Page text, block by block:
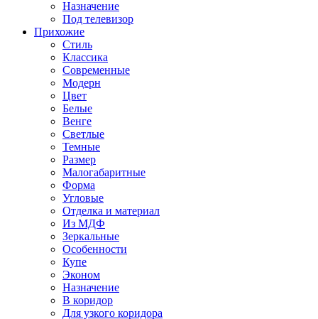
Назначение
Под телевизор
Прихожие
Стиль
Классика
Современные
Модерн
Цвет
Белые
Венге
Светлые
Темные
Размер
Малогабаритные
Форма
Угловые
Отделка и материал
Из МДФ
Зеркальные
Особенности
Купе
Эконом
Назначение
В коридор
Для узкого коридора